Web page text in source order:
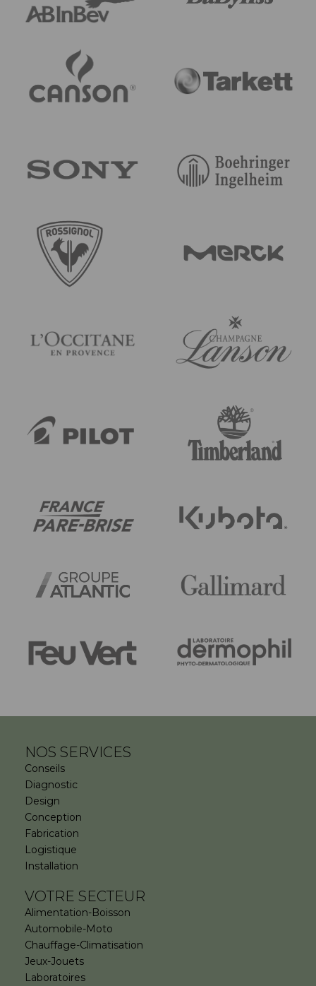
NOS SERVICES
Conseils
Diagnostic
Design
Conception
Fabrication
Logistique
Installation
VOTRE SECTEUR
Alimentation-Boisson
Automobile-Moto
Chauffage-Climatisation
Jeux-Jouets
Laboratoires